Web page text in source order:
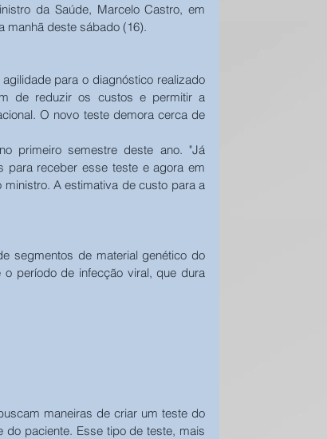
da Saúde, Marcelo Castro, em
manhã deste sábado (16).
para o diagnóstico realizado
de reduzir os custos e permitir a
O novo teste demora cerca de
primeiro semestre deste ano. "Já
para receber esse teste e agora em
A estimativa de custo para a
segmentos de material genético do
período de infecção viral, que dura
maneiras de criar um teste do
paciente. Esse tipo de teste, mais